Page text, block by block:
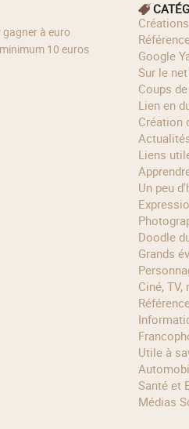
à euro
10 euros
Google
Sur le net
Coups
Lien en
Liens
Un peu
Doodle
Grands
Ciné,
Utile à
Santé et
Médias